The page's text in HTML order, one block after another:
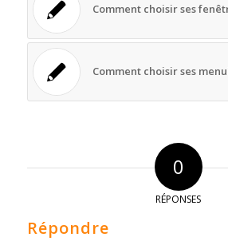
Comment choisir ses
Comment choisir ses
0
RÉPONSES
Répondre